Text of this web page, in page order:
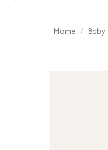
Home / Baby